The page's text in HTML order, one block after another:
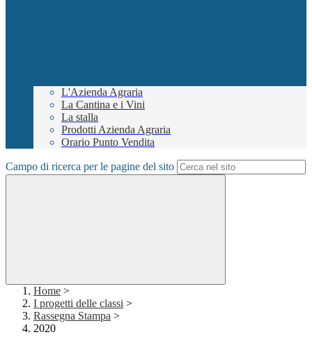
L'Azienda Agraria
La Cantina e i Vini
La stalla
Prodotti Azienda Agraria
Orario Punto Vendita
Campo di ricerca per le pagine del sito
Home >
I progetti delle classi >
Rassegna Stampa >
2020